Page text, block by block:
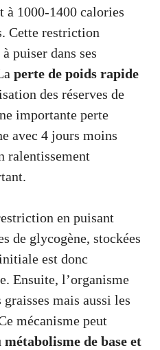
à 1000-1400 calories
Cette restriction
puiser dans ses
perte de poids rapide
des réserves de
importante perte
avec 4 jours moins
ralentissement
en puisant
de glycogène, stockées
est donc
Ensuite, l’organisme
mais aussi les
mécanisme peut
métabolisme de base et